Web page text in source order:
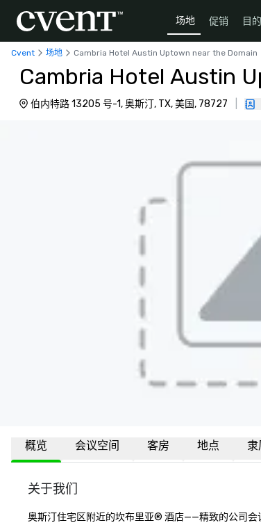
场地 促销 目
Cvent 场地 Cambria Hotel Austin Uptown near the Domain
Cambria Hotel Austin
伯内特路 13205 号-1, 奥斯汀, TX, 美国, 78727
概览 会议空间 客房 地点 隶
关于我们
奥斯汀住宅区附近的坎布里亚® 酒店——精致的公司会